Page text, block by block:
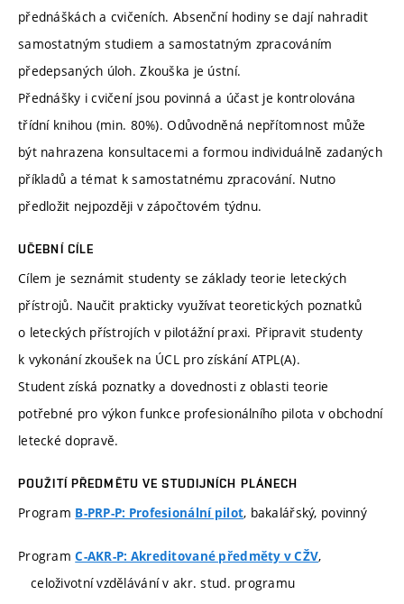
přednáškách a cvičeních. Absenční hodiny se dají nahradit
samostatným studiem a samostatným zpracováním
předepsaných úloh. Zkouška je ústní.
Přednášky i cvičení jsou povinná a účast je kontrolována
třídní knihou (min. 80%). Odůvodněná nepřítomnost může
být nahrazena konsultacemi a formou individuálně zadaných
příkladů a témat k samostatnému zpracování. Nutno
předložit nejpozději v zápočtovém týdnu.
UČEBNÍ CÍLE
Cílem je seznámit studenty se základy teorie leteckých
přístrojů. Naučit prakticky využívat teoretických poznatků
o leteckých přístrojích v pilotážní praxi. Připravit studenty
k vykonání zkoušek na ÚCL pro získání ATPL(A).
Student získá poznatky a dovednosti z oblasti teorie
potřebné pro výkon funkce profesionálního pilota v obchodní
letecké dopravě.
POUŽITÍ PŘEDMĚTU VE STUDIJNÍCH PLÁNECH
Program B-PRP-P: Profesionální pilot, bakalářský, povinný
ProgramC-AKR-P: Akreditované předměty v CŽV,
celoživotní vzdělávání v akr. stud. programu